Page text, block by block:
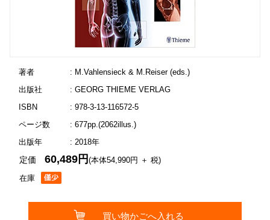
著者
: M.Vahlensieck & M.Reiser (eds.)
出版社
: GEORG THIEME VERLAG
ISBN
: 978-3-13-116572-5
ページ数
: 677pp.(2062illus.)
出版年
: 2018年
在庫
定価60,489円(本体54,990円 ＋ 税)